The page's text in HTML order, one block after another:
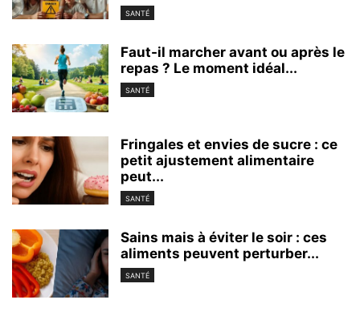
SANTÉ
Faut-il marcher avant ou après le
repas ? Le moment idéal...
SANTÉ
Fringales et envies de sucre : ce
petit ajustement alimentaire
peut...
SANTÉ
Sains mais à éviter le soir : ces
aliments peuvent perturber...
SANTÉ